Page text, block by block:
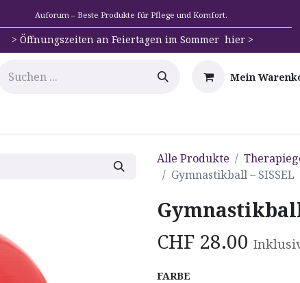
Auforum – Beste Produkte für Pflege und Komfort.
> Öffnungszeiten an Feiertagen im Sommer hier >
Mein
Alle Produkte
Gymnastikball – SISSEL
Gymnastikball
CHF 28.00
FARBE